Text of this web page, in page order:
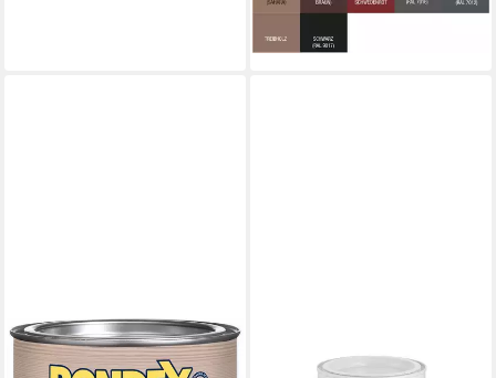
lieferbar - in 3-4 Werktagen bei dir
Wetterschutzfarbe 360001,